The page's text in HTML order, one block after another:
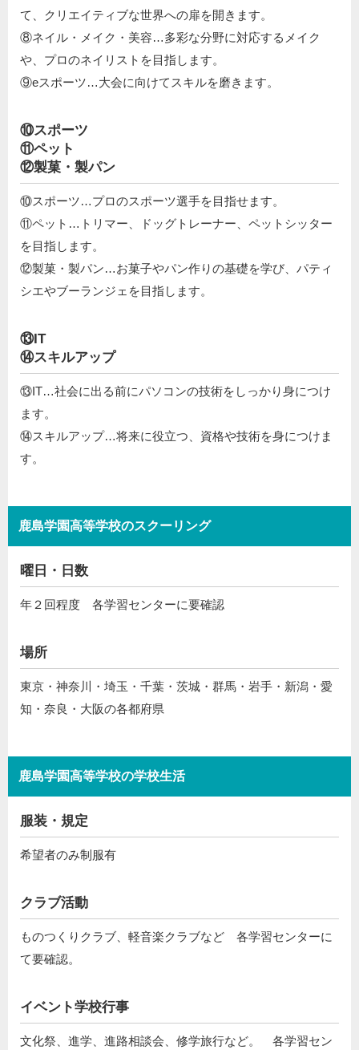
て、クリエイティブな世界への扉を開きます。
⑧ネイル・メイク・美容…多彩な分野に対応するメイク
や、プロのネイリストを目指します。
⑨eスポーツ…大会に向けてスキルを磨きます。
⑩スポーツ
⑪ペット
⑫製菓・製パン
⑩スポーツ…プロのスポーツ選手を目指せます。
⑪ペット…トリマー、ドッグトレーナー、ペットシッター
を目指します。
⑫製菓・製パン…お菓子やパン作りの基礎を学び、パティ
シエやブーランジェを目指します。
⑬IT
⑭スキルアップ
⑬IT…社会に出る前にパソコンの技術をしっかり身につけ
ます。
⑭スキルアップ…将来に役立つ、資格や技術を身につけま
す。
鹿島学園高等学校のスクーリング
曜日・日数
年２回程度 各学習センターに要確認
場所
東京・神奈川・埼玉・千葉・茨城・群馬・岩手・新潟・愛
知・奈良・大阪の各都府県
鹿島学園高等学校の学校生活
服装・規定
希望者のみ制服有
クラブ活動
ものつくりクラブ、軽音楽クラブなど 各学習センターに
て要確認。
イベント学校行事
文化祭、進学、進路相談会、修学旅行など。 各学習セン